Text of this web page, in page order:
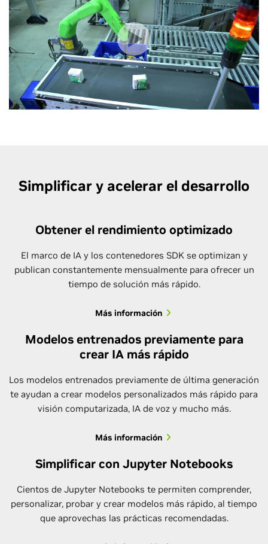
Simplificar y acelerar el desarrollo
Obtener el rendimiento optimizado
El marco de IA y los contenedores SDK se optimizan y
publican constantemente mensualmente para ofrecer un
tiempo de solución más rápido.
Más información
Modelos entrenados previamente para
crear IA más rápido
Los modelos entrenados previamente de última generación
te ayudan a crear modelos personalizados más rápido para
visión computarizada, IA de voz y mucho más.
Más información
Simplificar con Jupyter Notebooks
Cientos de Jupyter Notebooks te permiten comprender,
personalizar, probar y crear modelos más rápido, al tiempo
que aprovechas las prácticas recomendadas.